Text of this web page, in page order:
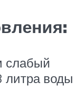
слабый
литра воды